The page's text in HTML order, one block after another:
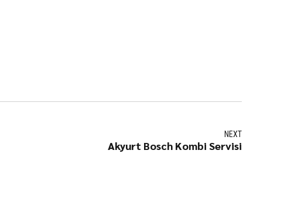
NEXT
Akyurt Bosch Kombi Servisi